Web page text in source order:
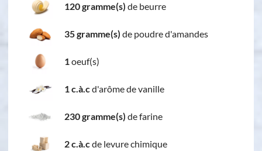
120 gramme(s) de beurre
35 gramme(s) de poudre d'amandes
1oeuf(s)
1 c.à.cd'arôme de vanille
230 gramme(s) de farine
2 c.à.cde levure chimique